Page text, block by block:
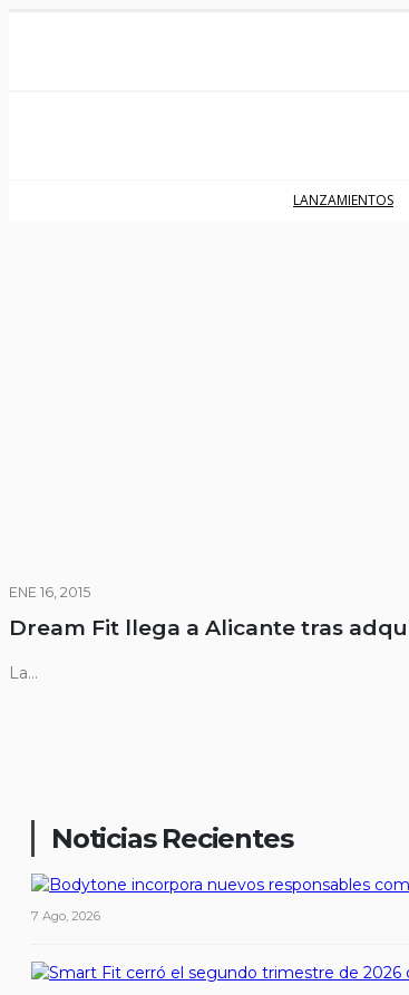
LANZAMIENTOS
ENE 16, 2015
Dream Fit llega a Alicante tras
La...
Noticias Recientes
7 Ago, 2026